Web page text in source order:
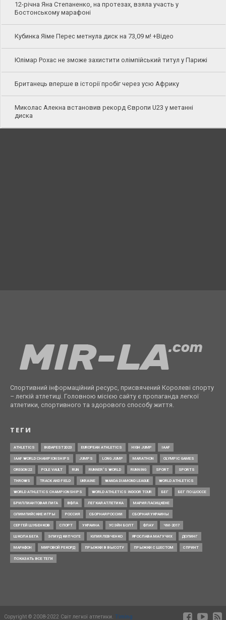
12-річна Яна Степаненко, на протезах, взяла участь у
Бостонському марафоні
Кубинка Яіме Перес метнула диск на 73,09 м! +Відео
Юлімар Рохас не зможе захистити олімпійський титул у Парижі
Британець вперше в історії пробіг через усю Африку
Миколас Алекна встановив рекорд Європи U23 у метанні
диска
Спортивний інформаційний ресурс, присвячений Королеві спорту
– легкій атлетиці. Головною місією сайту є пропаганда легкої
атлетики, спортивного та здорового способу життя.
ТЕГИ
ATHLETICS BUDAPEST2023 EUROPEAN ATHLETICS HIGH JUMP IAAF
IAAF WORLD CHAMPIONSHIPS JUMPS LONG JUMP MARATHON OLYMPIC GAMES
OREGON22 POLE VAULT RUN RUNNER’S WORLD RUNNING SPORT SPORTS
THROWS TRACK AND FIELD UKRAINE WANDA DIAMOND LEAGUE WORLD ATHLETICS
WORLD ATHLETICS CHAMPIONSHIPS WORLD ATHLETICS INDOOR TOUR БЕГ БЕГ ПО ШОССЕ
БРИЛЛИАНТОВАЯ ЛИГА ВФЛА ЛЕГКАЯ АТЛЕТИКА МАРИЯ ЛАСИЦКЕНЕ
ОЛИМПИЙСКИЕ ИГРЫ РОССИЯ СБОРНАЯ РОССИИ СБОРНАЯ УКРАИНЫ
СЕРГЕЙ ШУБЕНКОВ СПОРТ УКРАИНА УСЭЙН БОЛТ ФЛАУ ЧМ-2017
ШКОЛА БЕГА ЭЛИУД КИПЧОГЕ ЮЛИЯ ЛЕВЧЕНКО ЯРОСЛАВА МАГУЧИХ ДОПИНГ
МАРАФОН МИРОВОЙ РЕКОРД ПРЫЖКИ В ВЫСОТУ ПРЫЖКИ С ШЕСТОМ СПРИНТ
ПОКАЗАТЬ ВСЕ ТЕГИ
Copyright © 2008-2022 Світ легкої атлетики. Timing